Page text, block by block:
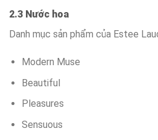
2.3 Nước hoa
Danh mục sản phẩm của Estee
Modern Muse
Beautiful
Pleasures
Sensuous